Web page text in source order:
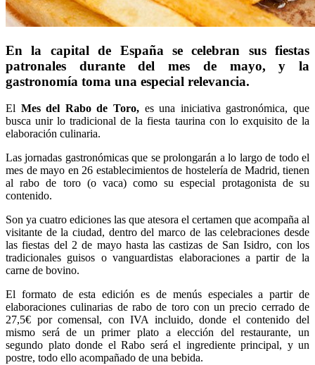
En la capital de España se celebran sus fiestas
patronales durante del mes de mayo, y la
gastronomía toma una especial relevancia.
El Mes del Rabo de Toro, es una iniciativa gastronómica, que
busca unir lo tradicional de la fiesta taurina con lo exquisito de la
elaboración culinaria.
Las jornadas gastronómicas que se prolongarán a lo largo de todo el
mes de mayo en 26 establecimientos de hostelería de Madrid, tienen
al rabo de toro (o vaca) como su especial protagonista de su
contenido.
Son ya cuatro ediciones las que atesora el certamen que acompaña al
visitante de la ciudad, dentro del marco de las celebraciones desde
las fiestas del 2 de mayo hasta las castizas de San Isidro, con los
tradicionales guisos o vanguardistas elaboraciones a partir de la
carne de bovino.
El formato de esta edición es de menús especiales a partir de
elaboraciones culinarias de rabo de toro con un precio cerrado de
27,5€ por comensal, con IVA incluido, donde el contenido del
mismo será de un primer plato a elección del restaurante, un
segundo plato donde el Rabo será el ingrediente principal, y un
postre, todo ello acompañado de una bebida.